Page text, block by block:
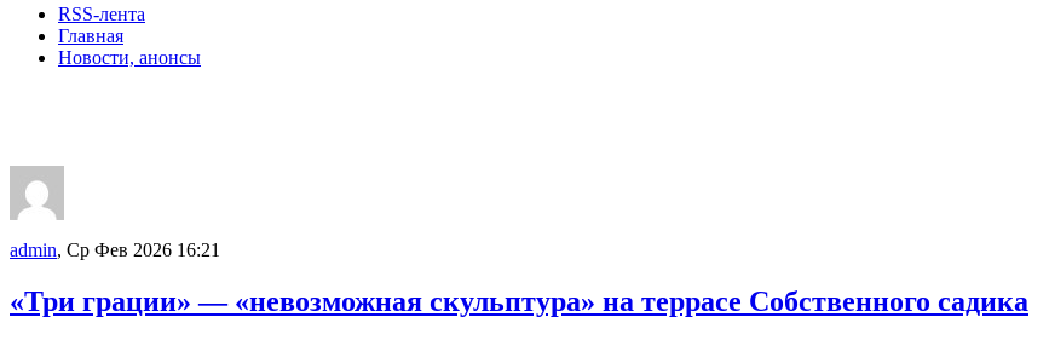
RSS-лента
Главная
Новости, анонсы
admin, Ср Фев 2026 16:21
«Три грации» — «невозможная скульптура» на террасе Собственного садика